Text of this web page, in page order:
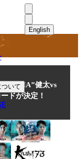
中文（繁體
ついて
English
健太vs
ドが決定！